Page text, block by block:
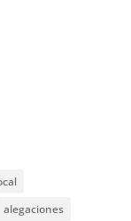
alegaciones